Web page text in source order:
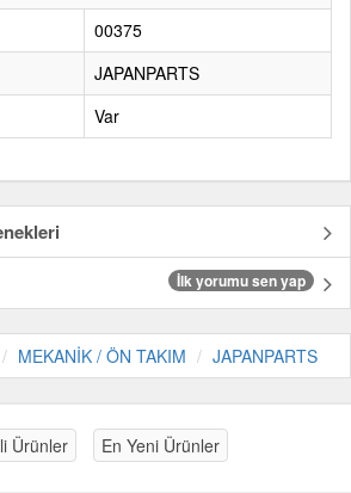
00375
JAPANPARTS
Var
İlk yorumu sen yap
MEKANİK / ÖN TAKIM JAPANPARTS
Ürünler En Yeni Ürünler